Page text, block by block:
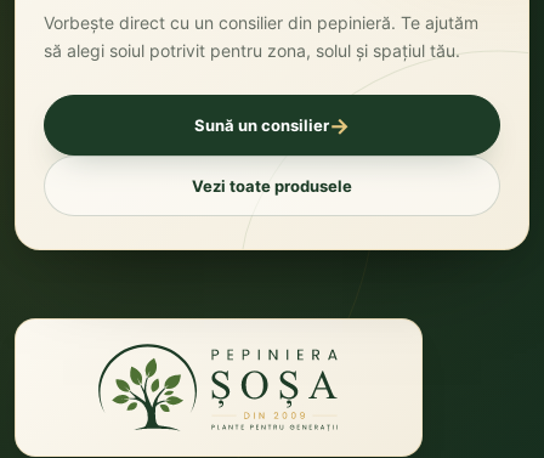
Vorbește direct cu un consilier din pepinieră. Te ajutăm
să alegi soiul potrivit pentru zona, solul și spațiul tău.
Sună un consilier→
Vezi toate produsele